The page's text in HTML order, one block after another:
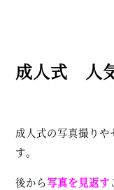
成人式 人
成人式の写真撮り
す。
後から写真を見返す